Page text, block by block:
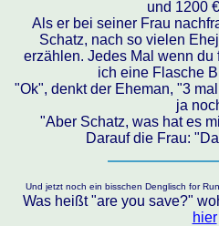
und 1200
Als er bei seiner Frau
Schatz, nach so vielen
erzählen. Jedes Mal wenn
ich eine Flasche
"Ok", denkt der Eheman, "3
ja
"Aber Schatz, was hat es
Darauf die Frau:
Und jetzt noch ein bisschen Denglisch for
Was heißt "are you save?"
hier